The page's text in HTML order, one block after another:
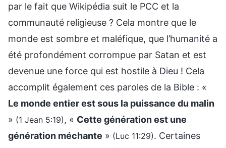
par le fait que Wikipédia suit le PCC et la
communauté religieuse ? Cela montre que le
monde est sombre et maléfique, que l’humanité a
été profondément corrompue par Satan et est
devenue une force qui est hostile à Dieu ! Cela
accomplit également ces paroles de la Bible : «
Le monde entier est sous la puissance du malin
» (1 Jean 5:19) , « Cette génération est une
génération méchante » (Luc 11:29). Certaines